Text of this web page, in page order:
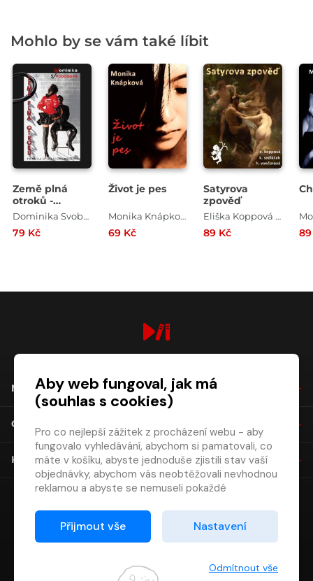
Mohlo by se vám také líbit
Země plná
otroků -
Pravda o
mužích
Dominika Svobodová
79 Kč
Život je pes
Monika Knápková
69 Kč
Satyrova
zpověď
Eliška Koppová , Helena Vančurová , Karel Sedláček
89 Kč
NÁKUP
O SPOLEČNOSTI
KONTAKT
Aby web fungoval, jak má
(souhlas s cookies)
Pro co nejlepší zážitek z procházení webu - aby
fungovalo vyhledávání, abychom si pamatovali, co
máte v košíku, abyste jednoduše zjistili stav vaší
objednávky, abychom vás neobtěžovali nevhodnou
reklamou a abyste se nemuseli pokaždé
Proto od vás potřebujeme souhlas se
zpracováním souborů cookies
Děkujeme, že nám ho dáte a pomůžete nám tak
Přijmout vše Nastavení
Odmítnout vše